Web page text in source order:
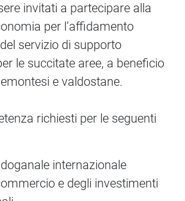
invitati a partecipare alla
per l’affidamento
servizio di supporto
le succitate aree, a beneficio
e valdostane.
richiesti per le seguenti
internazionale
e degli investimenti